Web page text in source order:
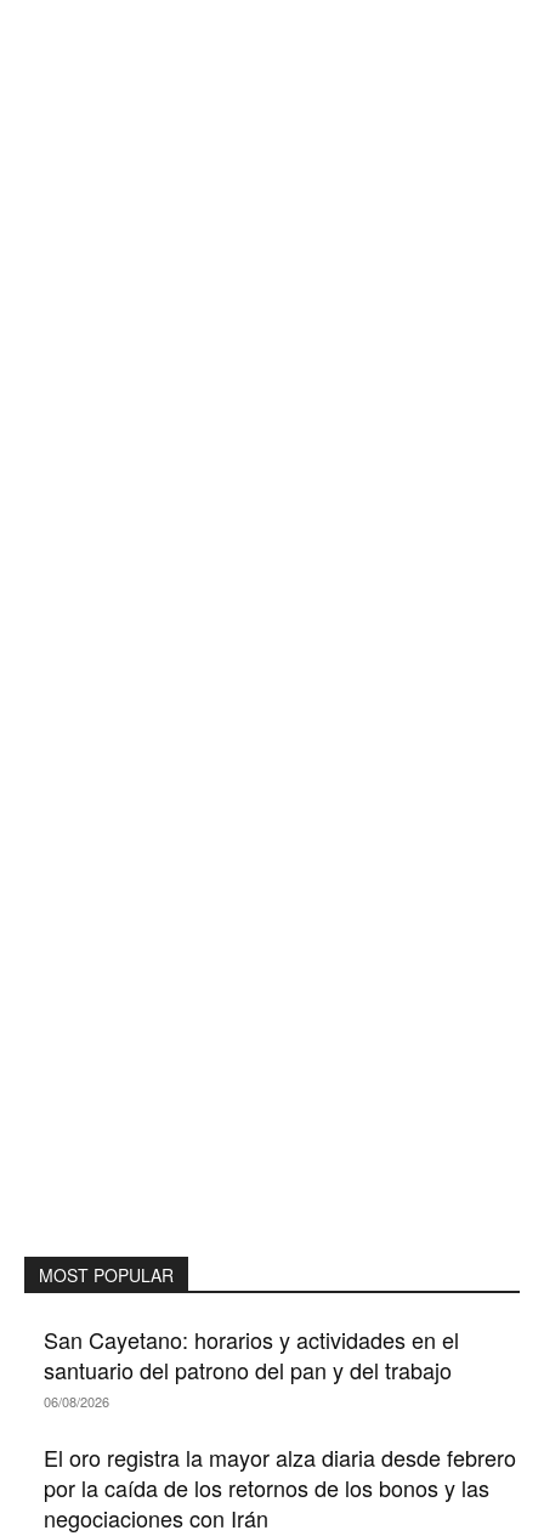
MOST POPULAR
San Cayetano: horarios y actividades en el
santuario del patrono del pan y del trabajo
06/08/2026
El oro registra la mayor alza diaria desde febrero
por la caída de los retornos de los bonos y las
negociaciones con Irán